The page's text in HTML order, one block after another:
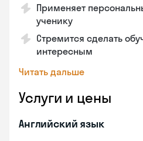
Применяет
ученику
Стремится сделать
интересным
Читать дальше
Услуги и цены
Английский язык